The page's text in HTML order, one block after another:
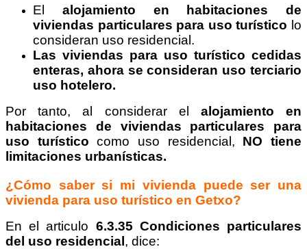
El alojamiento en habitaciones de
viviendas particulares para uso turístico lo
consideran uso residencial.
Las viviendas para uso turístico cedidas
enteras, ahora se consideran uso terciario
uso hotelero.
Por tanto, al considerar el alojamiento en
habitaciones de viviendas particulares para
uso turístico como uso residencial, NO tiene
limitaciones urbanísticas.
¿Cómo saber si mi vivienda puede ser una
vivienda para uso turístico en Getxo?
En el articulo 6.3.35 Condiciones particulares
del uso residencial, dice: